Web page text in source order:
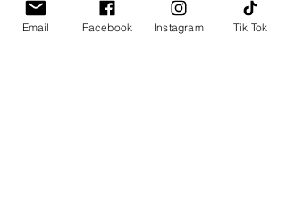
Email Facebook Instagram Tik Tok